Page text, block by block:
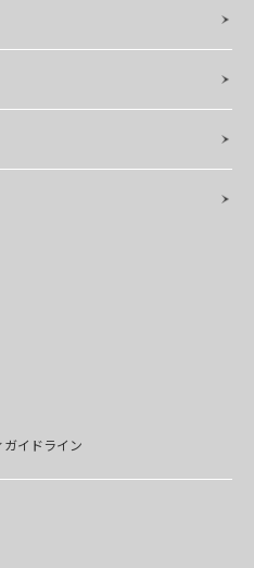
ガイドライン